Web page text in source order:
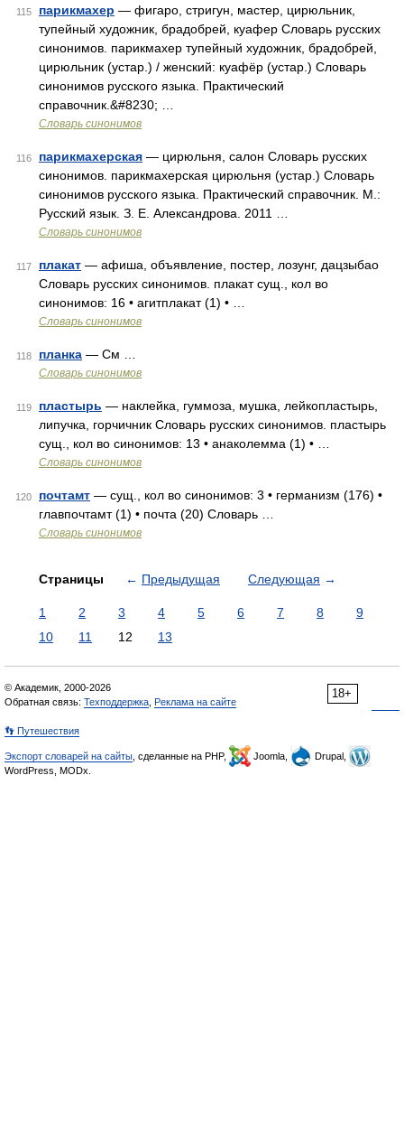
115 парикмахер — фигаро, стригун, мастер, цирюльник,
тупейный художник, брадобрей, куафер Словарь русских
синонимов. парикмахер тупейный художник, брадобрей,
цирюльник (устар.) / женский: куафёр (устар.) Словарь
синонимов русского языка. Практический
справочник.&#8230; …
Словарь синонимов
116 парикмахерская — цирюльня, салон Словарь русских
синонимов. парикмахерская цирюльня (устар.) Словарь
синонимов русского языка. Практический справочник. М.:
Русский язык. З. Е. Александрова. 2011 …
Словарь синонимов
117 плакат — афиша, объявление, постер, лозунг, дацзыбао
Словарь русских синонимов. плакат сущ., кол во
синонимов: 16 • агитплакат (1) • …
Словарь синонимов
118 планка — См …
Словарь синонимов
119 пластырь — наклейка, гуммоза, мушка, лейкопластырь,
липучка, горчичник Словарь русских синонимов. пластырь
сущ., кол во синонимов: 13 • анаколемма (1) • …
Словарь синонимов
120 почтамт — сущ., кол во синонимов: 3 • германизм (176) •
главпочтамт (1) • почта (20) Словарь …
Словарь синонимов
Страницы ← Предыдущая Следующая →
1 2 3 4 5 6 7 8
9
10
11 12 13
18+
© Академик, 2000-2026
Обратная связь: Техподдержка Реклама на сайте
👣 Путешествия
Экспорт словарей на сайты , сделанные на PHP, Joomla,
Drupal,
WordPress, MODx.